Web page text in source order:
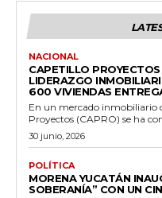
NACIONAL
CAPETILLO
LIDERAZGO
600 VIVIENDAS
En un mercado inmobiliario
Proyectos (CAPRO) se ha
30 junio, 2026
POLÍTICA
MORENA YUCATÁN
SOBERANÍA” CON UN